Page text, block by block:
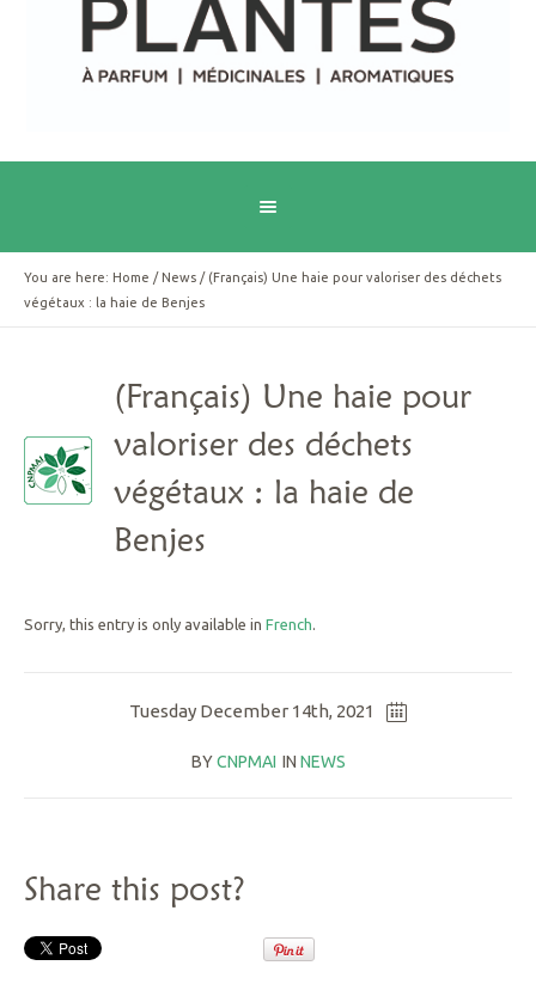
You are here: Home / News / (Français) Une haie pour valoriser des déchets
végétaux : la haie de Benjes
(Français) Une haie pour
valoriser des déchets
végétaux : la haie de
Benjes
Sorry, this entry is only available in French.
Tuesday December 14th, 2021
BYCNPMAI IN NEWS
Share this post?